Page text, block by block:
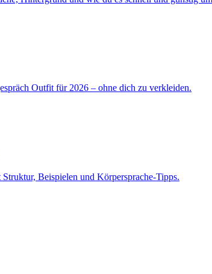
Outfit für 2026 – ohne dich zu verkleiden.
Beispielen und Körpersprache-Tipps.